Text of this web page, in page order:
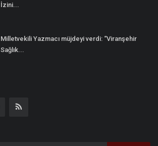
İzini...
Milletvekili Yazmacı müjdeyi verdi: “Viranşehir
Sağlık...